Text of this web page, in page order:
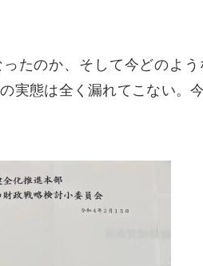
たのか、そして今どのよ
実態は全く漏れてこない。